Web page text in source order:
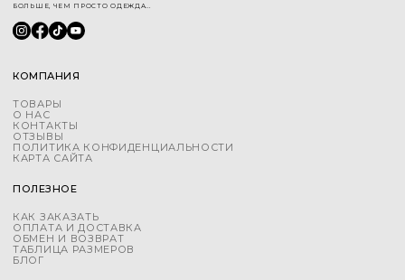
БОЛЬШЕ, ЧЕМ ПРОСТО ОДЕЖДА...
КОМПАНИЯ
ТОВАРЫ
О НАС
КОНТАКТЫ
ОТЗЫВЫ
ПОЛИТИКА КОНФИДЕНЦИАЛЬНОСТИ
КАРТА САЙТА
ПОЛЕЗНОЕ
КАК ЗАКАЗАТЬ
ОПЛАТА И ДОСТАВКА
ОБМЕН И ВОЗВРАТ
ТАБЛИЦА РАЗМЕРОВ
БЛОГ